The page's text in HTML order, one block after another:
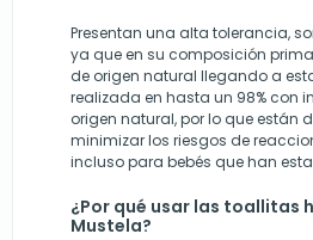
Presentan una alta tolerancia,
ya que en su composición
de origen natural llegando a
realizada en hasta un 98% con
origen natural, por lo que están
minimizar los riesgos de
incluso para bebés que han
¿Por qué usar las toallitas
Mustela?